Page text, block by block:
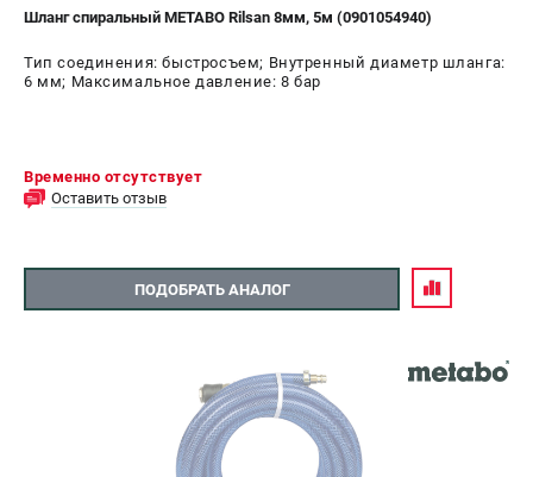
Политика обработки персональных данных
Программа бонусов
СЕТЕВОЙ ЭЛЕКТРОИНСТРУМЕНТ
АККУМУЛЯТОРНЫЙ ИНСТРУМЕНТ
Аккумуляторные шуруповерты
Шланг спиральный METABO Rilsan 8мм, 5м (0901054940)
Тип соединения: быстросъем; Внутренный диаметр шланга:
6 мм; Максимальное давление: 8 бар
Временно отсутствует
Оставить отзыв
ПОДОБРАТЬ АНАЛОГ